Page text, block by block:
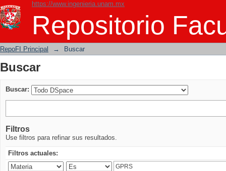
https://www.ingenieria.unam.mx
Repositorio
Buscar
RepoFI Principal → Buscar
Buscar
Buscar:
Filtros
Use filtros para refinar sus resultados.
Filtros actuales: